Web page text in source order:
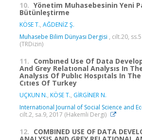
10. Yönetim Muhasebesinin Yeni
Bütünleştirme
KÖSE T., AĞDENİZ Ş.
Muhasebe Bilim Dünyası Dergisi , cilt.20,
(TRDizin)
11. Combıned Use Of Data
And Grey Relatıonal Analysıs In
Analysıs Of Publıc Hospıtals In
Cıtıes Of Turkey
UÇKUN N., KÖSE T., GİRGİNER N.
International Journal of Social Science and
cilt.2, sa.9, 2017 (Hakemli Dergi)
12. COMBINED USE OF DATA